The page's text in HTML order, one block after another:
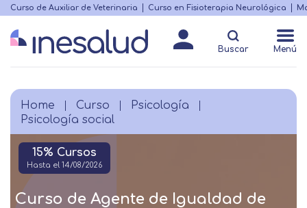
Skip
main
content
Menú
destacado
Curso de Auxiliar de Veterinaria Curso en Fisioterapia Neurológica
Buscar Menú
Breadcrumb
Home Curso
Psicología
Psicología social
15% Cursos
Hasta el 14/08/2026
Curso de Agente de Igualdad de
Matricularme